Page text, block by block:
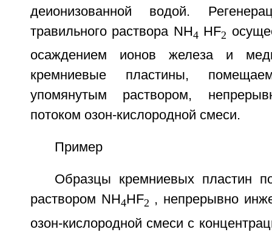
деионизованной водой.
травильного раствора NH4 HF2
осаждением ионов железа и
кремниевые пластины,
упомянутым раствором,
потоком озон-кислородной смеси.
Пример
Образцы кремниевых пластин
раствором NH 4HF2 , непрерывно
озон-кислородной смеси с